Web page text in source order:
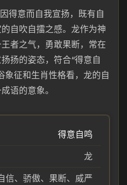
得意而自我宣扬，既有自
自吹自擂之感。龙作为神
者之气，勇敢果断，常在
扬的姿态，符合“得意自
象征和生肖性格看，龙的自
语的意象。
得意自鸣
龙
信、骄傲、果断、威严